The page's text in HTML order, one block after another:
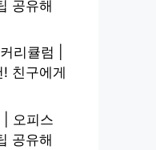
공유해
리큘럼 |
친구에게
| 오피스
공유해